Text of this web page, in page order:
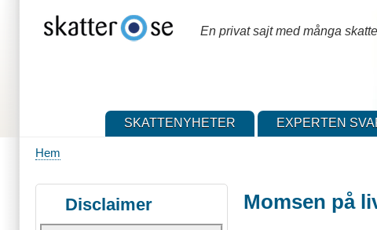
huvudinnehåll
En privat sajt med många
SKATTENYHETER EXPERTEN
Hem
Disclaimer Momsen på